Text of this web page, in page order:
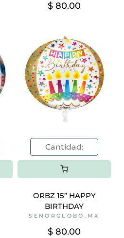
$ 80.00
ORBZ 15” HAPPY
BIRTHDAY
SENORGLOBO.MX
$ 80.00